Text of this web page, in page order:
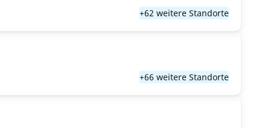
+62 weitere Standorte
+66 weitere Standorte